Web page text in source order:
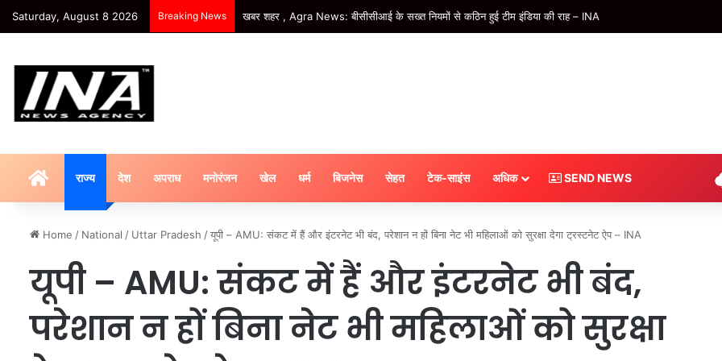
Saturday, August 8 2026 Breaking News खबर शहर , Agra News: मंडलीय बैडमिंटन प्रतियोगिता में आगरा, मथुरा और मैनपुरी का दबदबा – INA
HOMEराज्य देश अपराध मनोरंजन खेल धर्म बिजनेस सेहत टेक-साइंस अधिक SEND NEWS
Home / National / Uttar Pradesh /यूपी – AMU: संकट में हैं और इंटरनेट भी बंद, परेशान न हों बिना नेट भी महिलाओं को सुरक्षा देगा ट्रस्टनेट ऐप – INA
यूपी – AMU: संकट में हैं और इंटरनेट भी बंद,
परेशान न हों बिना नेट भी महिलाओं को सुरक्षा